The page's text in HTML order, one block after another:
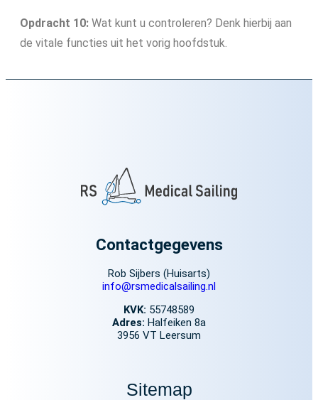
Opdracht 10: Wat kunt u controleren? Denk hierbij aan
de vitale functies uit het vorig hoofdstuk.
Contactgegevens
Rob Sijbers (Huisarts)
info@rsmedicalsailing.nl
KVK: 55748589
Adres: Halfeiken 8a
3956 VT Leersum
Sitemap